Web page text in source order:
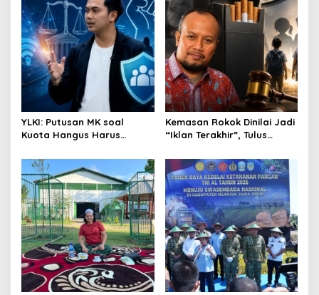
i
g
a
t
i
o
n
YLKI: Putusan MK soal
Kuota Hangus Harus
Kemasan Rokok Dinilai Jadi
“Iklan Terakhir”, Tulus
Kalah dari Industri